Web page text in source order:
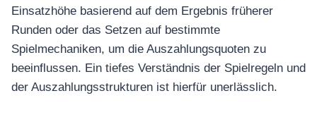
Einsatzhöhe basierend auf dem Ergebnis früherer
Runden oder das Setzen auf bestimmte
Spielmechaniken, um die Auszahlungsquoten zu
beeinflussen. Ein tiefes Verständnis der Spielregeln und
der Auszahlungsstrukturen ist hierfür unerlässlich.